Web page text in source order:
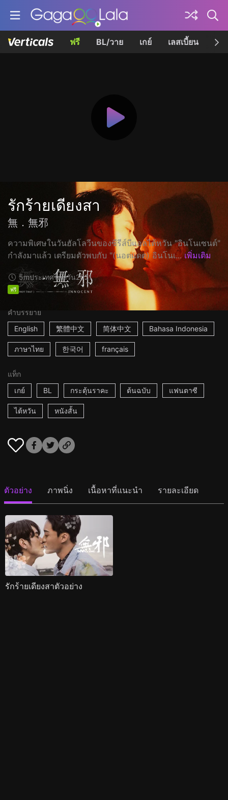
ฟรี BL/วาย เกย์ เลสเบี้ยน เค
รักร้ายเดียงสา
無．無邪
ความพิเศษในวันฮัลโลวีนของซีรีส์บีแอลไต้หวัน "อินโนเซนต์"
กำลังมาแล้ว เตรียมตัวพบกับ "(นอตแดต) อินโนเ... เพิ่มเติม
5mประเทศไต้หวัน2021
ฟรี
คำบรรยาย
English
繁體中文 简体中文 Bahasa Indonesia
ภาษาไทย 한국어 français
แท็ก
เกย์
BL กระตุ้นราคะ ต้นฉบับ แฟนตาซี
ไต้หวัน หนังสั้น
ตัวอย่าง ภาพนิ่ง เนื้อหาที่แนะนำ รายละเอียด
รักร้ายเดียงสาตัวอย่าง